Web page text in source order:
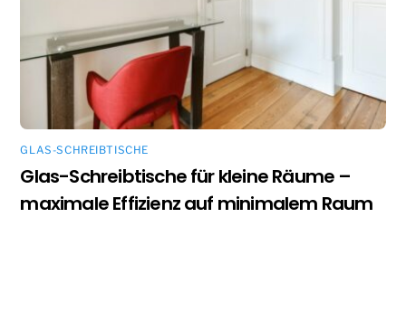
GLAS-SCHREIBTISCHE
Glas-Schreibtische für kleine Räume –
maximale Effizienz auf minimalem Raum